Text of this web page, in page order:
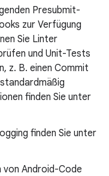
Presubmit-
zur Verfügung
Sie Linter
und Unit-Tests
z. B. einen Commit
finden Sie unter
finden Sie unter
von Android-Code